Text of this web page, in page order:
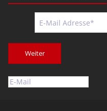
Weiter